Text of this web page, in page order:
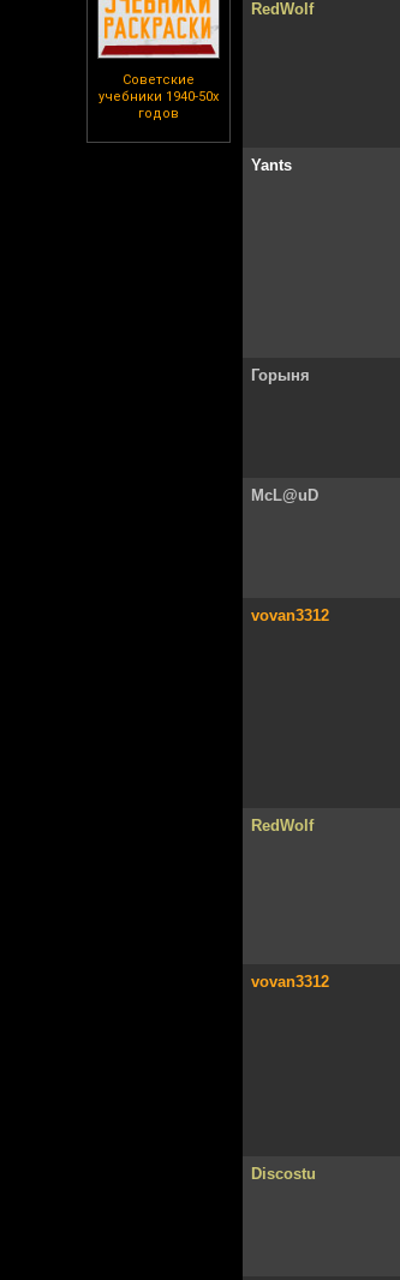
Советские
учебники 1940-50х
годов
RedWolf
Yants
Горыня
McL@uD
vovan3312
RedWolf
vovan3312
Discostu